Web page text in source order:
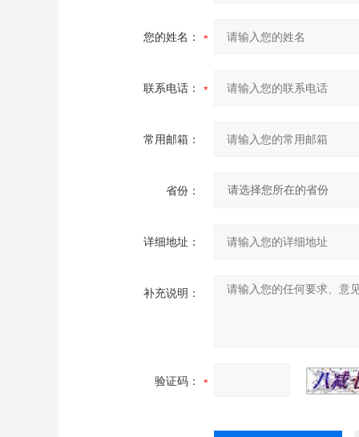
您的姓名：
联系电话：
常用邮箱：
省份：
详细地址：
补充说明：
验证码：